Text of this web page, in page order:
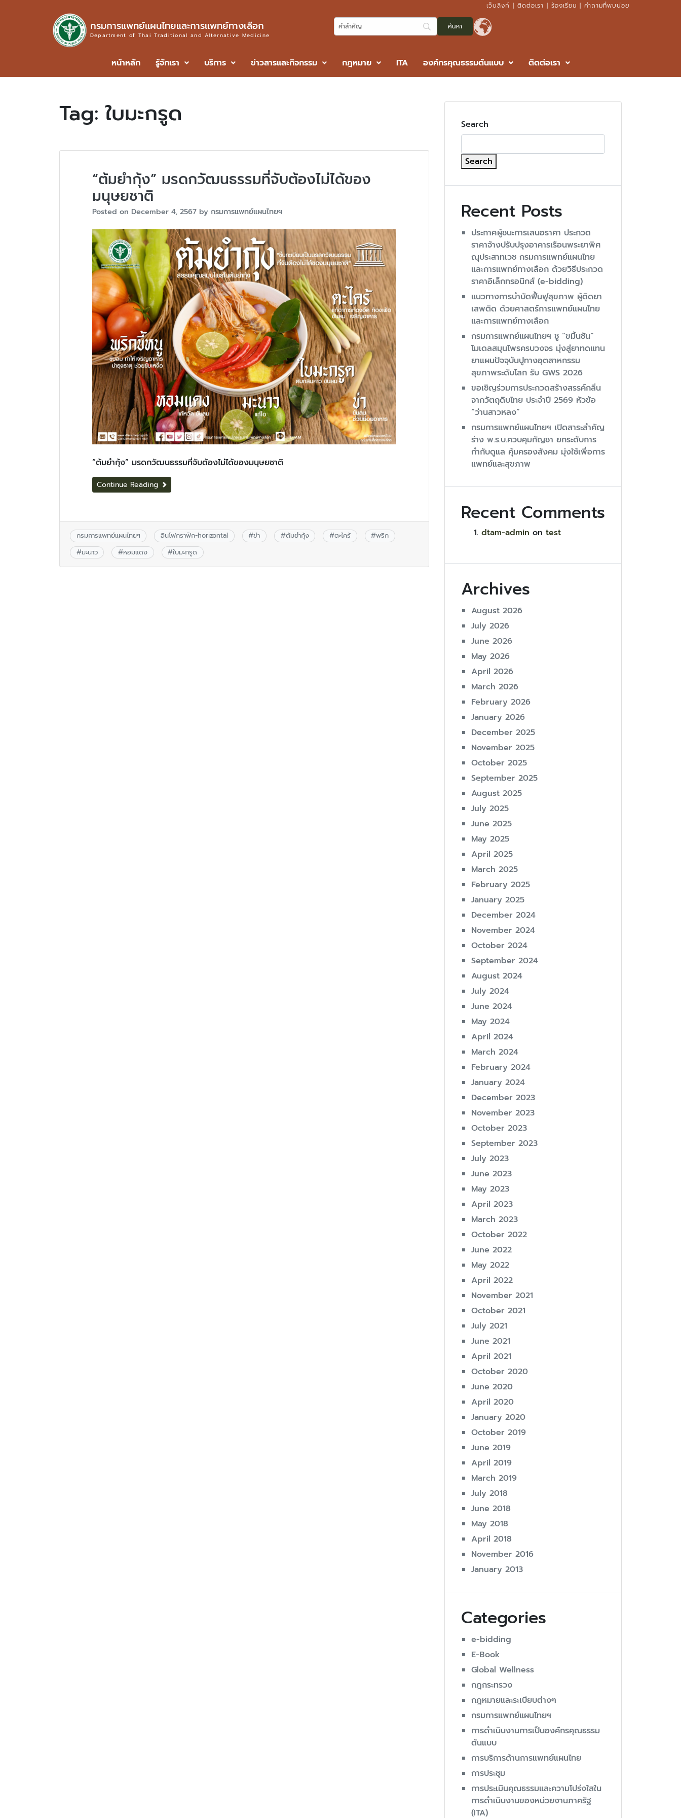
เว็บลิงก์ | ติดต่อเรา | ร้องเรียน | คำถามที่พบบ่อย
กรมการแพทย์แผนไทยและการแพทย์ทางเลือก
Department of Thai Traditional and Alternative Medicine
หน้าหลัก รู้จักเรา บริการ ข่าวสารและกิจกรรม กฎหมาย ITA องค์กรคุณธรรมต้นแบบ ติดต่อเรา
Tag:ใบมะกรูด
“ต้มยำกุ้ง” มรดกวัฒนธรรมที่จับต้องไม่ได้ของ
มนุษยชาติ
Posted on December 4, 2567 by กรมการแพทย์แผนไทยฯ
“ต้มยำกุ้ง” มรดกวัฒนธรรมที่จับต้องไม่ได้ของมนุษยชาติ
Continue Reading
กรมการแพทย์แผนไทยฯ อินโฟกราฟิก-horizontal #ข่า #ต้มยำกุ้ง #ตะไคร้ #พริก
#มะนาว #หอมแดง #ใบมะกรูด
Search
Search
Recent Posts
ประกาศผู้ชนะการเสนอราคา ประกวด
ราคาจ้างปรับปรุงอาคารเรือนพระยาพิศ
ณุประสาทเวช กรมการแพทย์แผนไทย
และการแพทย์ทางเลือก ด้วยวิธีประกวด
ราคาอิเล็กทรอนิกส์ (e-bidding)
แนวทางการบำบัดฟื้นฟูสุขภาพ ผู้ติดยา
เสพติด ด้วยศาสตร์การแพทย์แผนไทย
และการแพทย์ทางเลือก
กรมการแพทย์แผนไทยฯ ชู “ขมิ้นชัน”
โมเดลสมุนไพรครบวงจร มุ่งสู่ยาทดแทน
ยาแผนปัจจุบันปูทางอุตสาหกรรม
สุขภาพระดับโลก รับ GWS 2026
ขอเชิญร่วมการประกวดสร้างสรรค์กลิ่น
จากวัตถุดิบไทย ประจำปี 2569 หัวข้อ
“ว่านสาวหลง”
กรมการแพทย์แผนไทยฯ เปิดสาระสำคัญ
ร่าง พ.ร.บ.ควบคุมกัญชา ยกระดับการ
กำกับดูแล คุ้มครองสังคม มุ่งใช้เพื่อการ
แพทย์และสุขภาพ
Recent Comments
dtam-admin on test
Archives
August 2026
July 2026
June 2026
May 2026
April 2026
March 2026
February 2026
January 2026
December 2025
November 2025
October 2025
September 2025
August 2025
July 2025
June 2025
May 2025
April 2025
March 2025
February 2025
January 2025
December 2024
November 2024
October 2024
September 2024
August 2024
July 2024
June 2024
May 2024
April 2024
March 2024
February 2024
January 2024
December 2023
November 2023
October 2023
September 2023
July 2023
June 2023
May 2023
April 2023
March 2023
October 2022
June 2022
May 2022
April 2022
November 2021
October 2021
July 2021
June 2021
April 2021
October 2020
June 2020
April 2020
January 2020
October 2019
June 2019
April 2019
March 2019
July 2018
June 2018
May 2018
April 2018
November 2016
January 2013
Categories
e-bidding
E-Book
Global Wellness
กฎกระทรวง
กฎหมายและระเบียบต่างๆ
กรมการแพทย์แผนไทยฯ
การดำเนินงานการเป็นองค์กรคุณธรรม
ต้นแบบ
การบริการด้านการแพทย์แผนไทย
การประชุม
การประเมินคุณธรรมและความโปร่งใสใน
การดำเนินงานของหน่วยงานภาครัฐ
(ITA)